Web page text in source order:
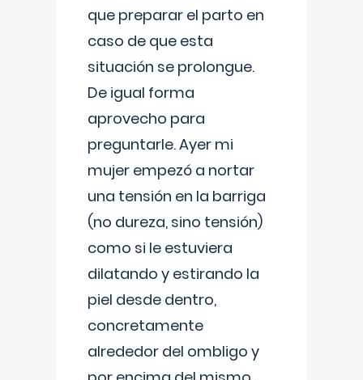
que preparar el parto en
caso de que esta
situación se prolongue.
De igual forma
aprovecho para
preguntarle. Ayer mi
mujer empezó a nortar
una tensión en la barriga
(no dureza, sino tensión)
como si le estuviera
dilatando y estirando la
piel desde dentro,
concretamente
alrededor del ombligo y